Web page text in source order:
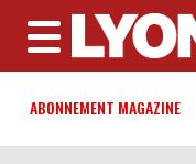
MENU
ABONNEMENT MAGAZINE